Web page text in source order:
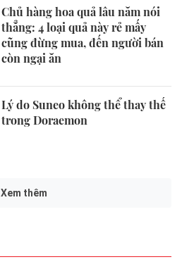
Chủ hàng hoa quả lâu năm nói
thẳng: 4 loại quả này rẻ mấy
cũng đừng mua, đến người bán
còn ngại ăn
Lý do Suneo không thể thay thế
trong Doraemon
Xem thêm